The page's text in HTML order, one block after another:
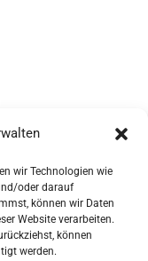
wir Technologien wie
oder darauf
können wir Daten
Website verarbeiten.
können
werden.
0